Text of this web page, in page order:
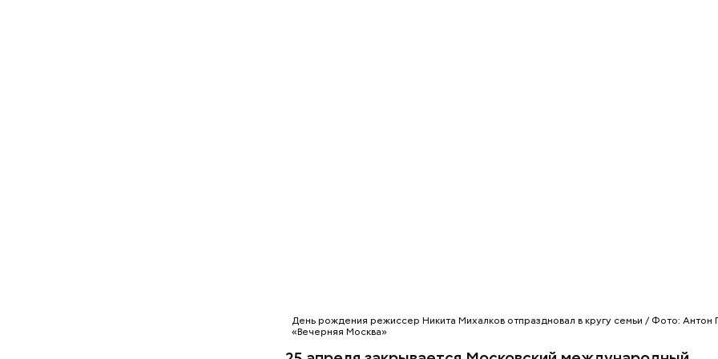
День рождения режиссер Никита Михалков отпраздновал в кругу семьи / Фото: Антон
«Вечерняя Москва»